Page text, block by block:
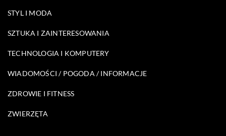
STYL I MODA
SZTUKA I ZAINTERESOWANIA
TECHNOLOGIA I KOMPUTERY
WIADOMOŚCI / POGODA / INFORMACJE
ZDROWIE I FITNESS
ZWIERZĘTA